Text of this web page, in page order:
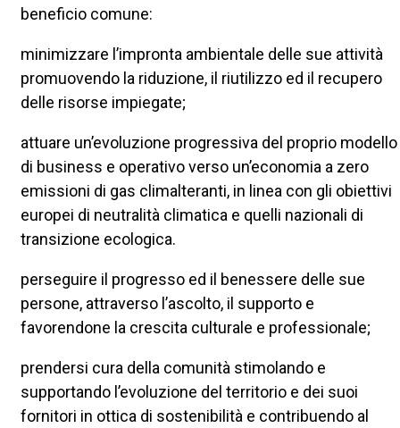
beneficio comune:
minimizzare l’impronta ambientale delle sue attività
promuovendo la riduzione, il riutilizzo ed il recupero
delle risorse impiegate;
attuare un’evoluzione progressiva del proprio modello
di business e operativo verso un’economia a zero
emissioni di gas climalteranti, in linea con gli obiettivi
europei di neutralità climatica e quelli nazionali di
transizione ecologica.
perseguire il progresso ed il benessere delle sue
persone, attraverso l’ascolto, il supporto e
favorendone la crescita culturale e professionale;
prendersi cura della comunità stimolando e
supportando l’evoluzione del territorio e dei suoi
fornitori in ottica di sostenibilità e contribuendo al